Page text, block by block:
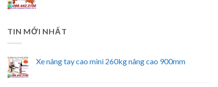
TIN MỚI NHẤT
Xe nâng tay cao mini 260kg nâng cao 900mm